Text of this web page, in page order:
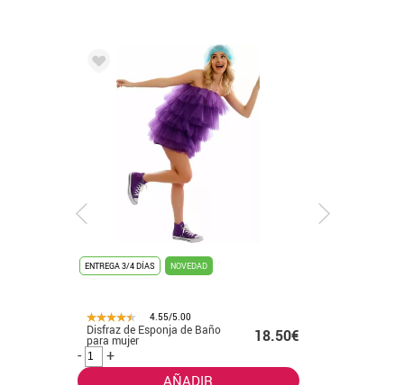
ENTREGA 3/4 DÍAS NOVEDAD
4.55/5.00
Disfraz de Esponja de Baño
18.50€
Disfraz de Marqués
Época azul para